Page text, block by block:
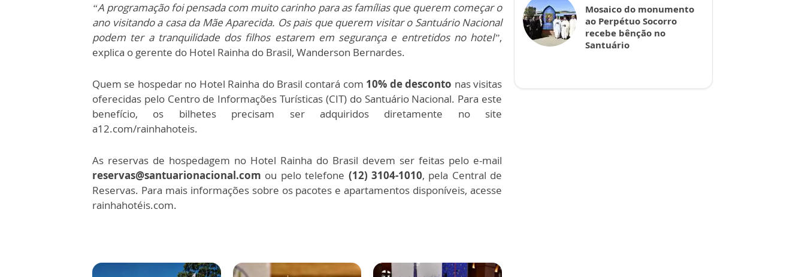
“A programação foi pensada com muito carinho para as famílias que querem começar o
ano visitando a casa da Mãe Aparecida. Os pais que querem visitar o Santuário Nacional
podem ter a tranquilidade dos filhos estarem em segurança e entretidos no hotel”,
explica o gerente do Hotel Rainha do Brasil, Wanderson Bernardes.
Quem se hospedar no Hotel Rainha do Brasil contará com 10% de desconto nas visitas
oferecidas pelo Centro de Informações Turísticas (CIT) do Santuário Nacional. Para este
benefício, os bilhetes precisam ser adquiridos diretamente no site
a12.com/rainhahoteis.
As reservas de hospedagem no Hotel Rainha do Brasil devem ser feitas pelo e-mail
reservas@santuarionacional.com ou pelo telefone (12) 3104-1010, pela Central de
Reservas. Para mais informações sobre os pacotes e apartamentos disponíveis, acesse
rainhahotéis.com.
Mosaico do monumento
ao Perpétuo Socorro
recebe bênção no
Santuário